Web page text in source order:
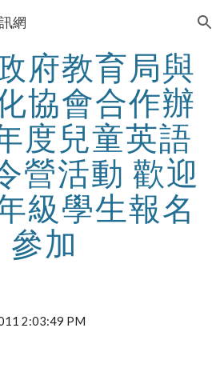
Skip to navigation
網
府教育局與
協會合作辦
度兒童英語
營活動 歡迎
級學生報名
參加
2:03:49 PM